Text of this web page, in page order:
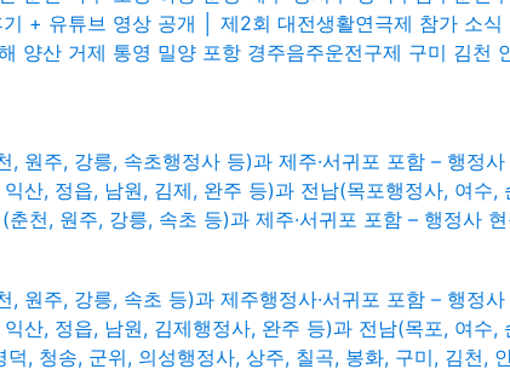
+ 유튜브 영상 공개 │ 제2회 대전생활연극제 참가 소식
양산 거제 통영 밀양 포항 경주음주운전구제 구미 김천
, 원주, 강릉, 속초행정사 등)과 제주·서귀포 포함 – 행정
산, 정읍, 남원, 김제, 완주 등)과 전남(목포행정사, 여수
천, 원주, 강릉, 속초 등)과 제주·서귀포 포함 – 행정사
, 원주, 강릉, 속초 등)과 제주행정사·서귀포 포함 – 행정
산, 정읍, 남원, 김제행정사, 완주 등)과 전남(목포, 여수
, 청송, 군위, 의성행정사, 상주, 칠곡, 봉화, 구미, 김천,